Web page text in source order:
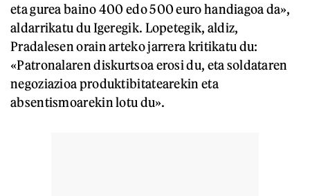
eta gurea baino 400 edo 500 euro handiagoa da»,
aldarrikatu du Igeregik. Lopetegik, aldiz,
Pradalesen orain arteko jarrera kritikatu du:
«Patronalaren diskurtsoa erosi du, eta soldataren
negoziazioa produktibitatearekin eta
absentismoarekin lotu du».